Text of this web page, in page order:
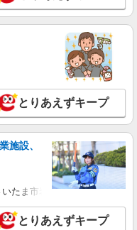
とりあえずキープ
施設、
たま市岩槻区・久喜市・蓮田
とりあえずキープ